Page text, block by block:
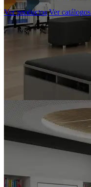
Ver productos Ver catálogos